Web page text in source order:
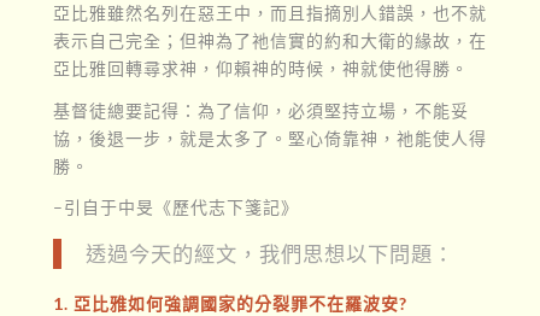
亞比雅雖然名列在惡王中，而且指摘別人錯誤，也不就
表示自己完全；但神為了祂信實的約和大衛的緣故，在
亞比雅回轉尋求神，仰賴神的時候，神就使他得勝。
基督徒總要記得：為了信仰，必須堅持立場，不能妥
協，後退一步，就是太多了。堅心倚靠神，祂能使人得
勝。
–引自于中旻《歷代志下箋記》
透過今天的經文，我們思想以下問題：
1. 亞比雅如何強調國家的分裂罪不在羅波安?